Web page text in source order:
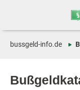
bussgeld-info.de